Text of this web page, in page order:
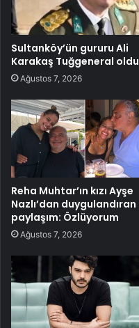
Sultanköy’ün gururu Ali
Karakaş Tuğgeneral oldu
Ağustos 7, 2026
Reha Muhtar’ın kızı Ayşe
Nazlı’dan duygulandıran
paylaşım: Özlüyorum
Ağustos 7, 2026